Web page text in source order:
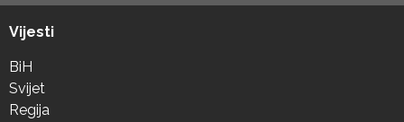
Vijesti
BiH
Svijet
Regija